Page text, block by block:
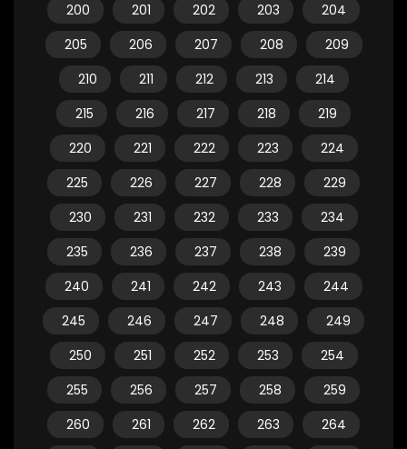
200
201 202 203
204
205
206 207 208
209
210
211 212 213
214
215
216 217 218
219
220
221 222 223
224
225
226 227 228
229
230
231 232 233
234
235
236 237 238
239
240
241 242 243
244
245
246 247 248
249
250
251 252 253
254
255
256 257 258
259
260
261 262 263
264